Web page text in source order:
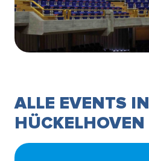
ALLE EVENTS IN
HÜCKELHOVEN